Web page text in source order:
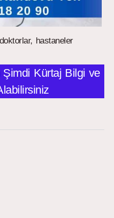
hastaneler
Kürtaj Bilgi ve